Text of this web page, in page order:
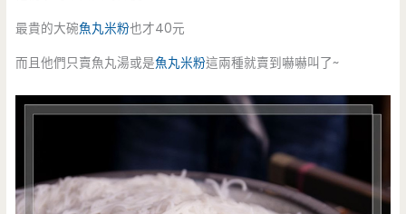
最貴的大碗魚丸米粉也才40元
而且他們只賣魚丸湯或是魚丸米粉這兩種就賣到嚇嚇叫了~